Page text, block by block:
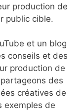
production de
public cible.
et un blog
conseils et des
production de
des
créatives de
exemples de